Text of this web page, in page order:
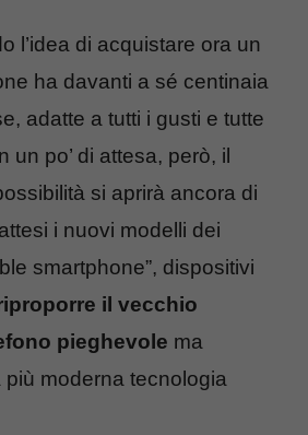
l’idea di acquistare ora un
ha davanti a sé centinaia
adatte a tutti i gusti e tutte
un po’ di attesa, però, il
si aprirà ancora di
i nuovi modelli dei
smartphone”, dispositivi
il vecchio
pieghevole ma
moderna tecnologia